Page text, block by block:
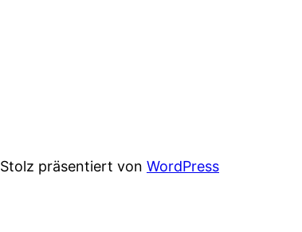
Stolz präsentiert von WordPress